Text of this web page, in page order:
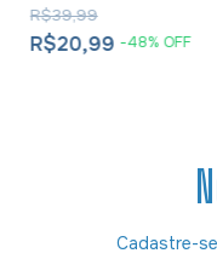
R$20,99 -48% OFF
R$39,99
Cadastre-